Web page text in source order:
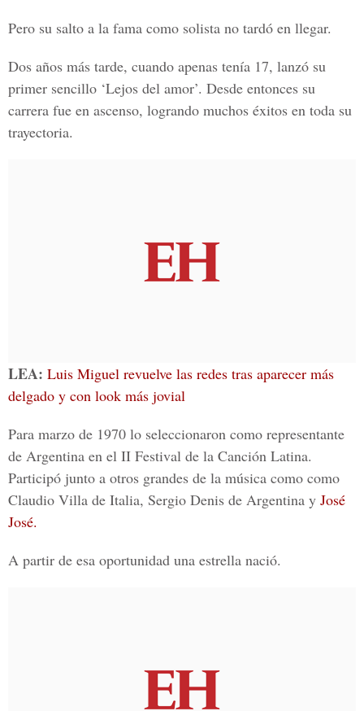
Pero su salto a la fama como solista no tardó en llegar.
Dos años más tarde, cuando apenas tenía 17, lanzó su
primer sencillo ‘Lejos del amor’. Desde entonces su
carrera fue en ascenso, logrando muchos éxitos en toda su
trayectoria.
LEA: Luis Miguel revuelve las redes tras aparecer más
delgado y con look más jovial
Para marzo de 1970 lo seleccionaron como representante
de Argentina en el II Festival de la Canción Latina.
Participó junto a otros grandes de la música como como
Claudio Villa de Italia, Sergio Denis de Argentina y José
José.
A partir de esa oportunidad una estrella nació.